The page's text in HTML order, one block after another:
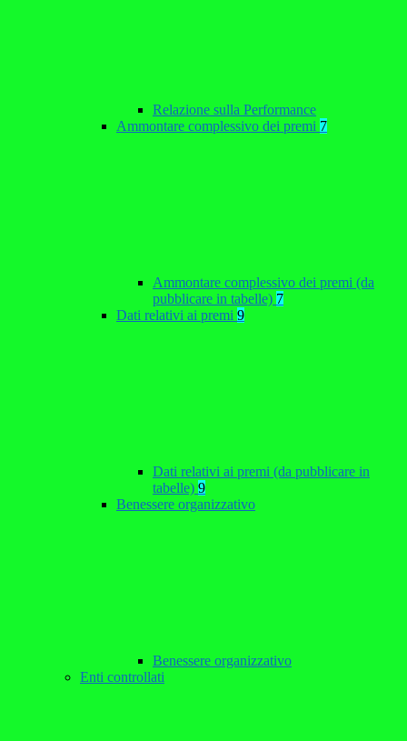
Relazione sulla Performance
Ammontare complessivo dei premi 7
Ammontare complessivo dei premi (da
pubblicare in tabelle) 7
Dati relativi ai premi 9
Dati relativi ai premi (da pubblicare in
tabelle) 9
Benessere organizzativo
Benessere organizzativo
Enti controllati